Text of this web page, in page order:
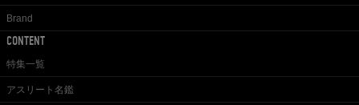
Brand
CONTENT
特集一覧
アスリート名鑑